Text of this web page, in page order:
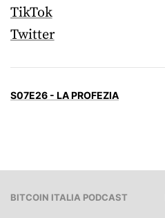
TikTok
Twitter
S07E26 - LA PROFEZIA
BITCOIN ITALIA PODCAST